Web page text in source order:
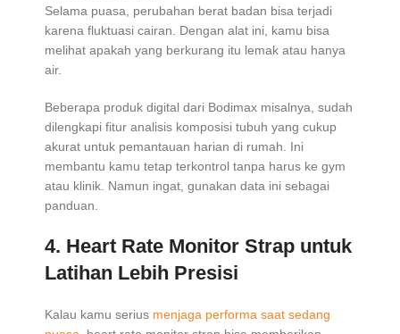
Selama puasa, perubahan berat badan bisa terjadi
karena fluktuasi cairan. Dengan alat ini, kamu bisa
melihat apakah yang berkurang itu lemak atau hanya
air.
Beberapa produk digital dari Bodimax misalnya, sudah
dilengkapi fitur analisis komposisi tubuh yang cukup
akurat untuk pemantauan harian di rumah. Ini
membantu kamu tetap terkontrol tanpa harus ke gym
atau klinik. Namun ingat, gunakan data ini sebagai
panduan.
4. Heart Rate Monitor Strap untuk
Latihan Lebih Presisi
Kalau kamu serius menjaga performa saat sedang